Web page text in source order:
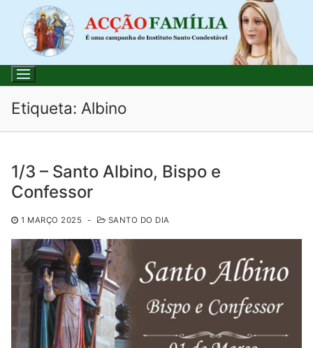
para
conteúdo
por:
Loja
Blog
Santo do Dia
Quem somos nós
Etiqueta: Albino
1/3 – Santo Albino, Bispo e
Confessor
1 MARÇO 2025 - SANTO DO DIA